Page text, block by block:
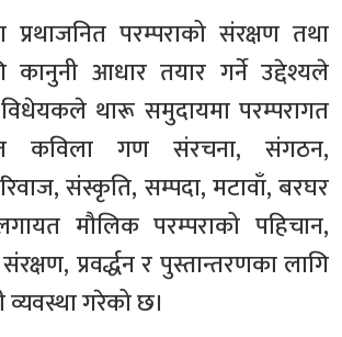
परम्पराको संरक्षण तथा
कानुनी आधार तयार गर्ने उद्देश्यले
थारू समुदायमा परम्परागत
कविला गण संरचना, संगठन,
संस्कृति, सम्पदा, मटावाँ, बरघर
मौलिक परम्पराको पहिचान,
प्रवर्द्धन र पुस्तान्तरणका लागि
गरेको छ।